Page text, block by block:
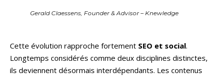
Gerald Claessens, Founder & Advisor – Knewledge
Cette évolution rapproche fortement SEO et social.
Longtemps considérés comme deux disciplines distinctes,
ils deviennent désormais interdépendants. Les contenus